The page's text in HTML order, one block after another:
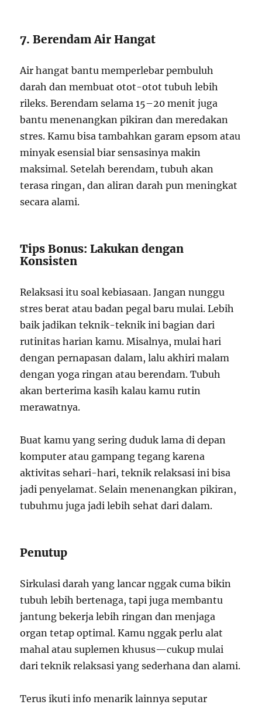
7. Berendam Air Hangat
Air hangat bantu memperlebar pembuluh
darah dan membuat otot-otot tubuh lebih
rileks. Berendam selama 15–20 menit juga
bantu menenangkan pikiran dan meredakan
stres. Kamu bisa tambahkan garam epsom atau
minyak esensial biar sensasinya makin
maksimal. Setelah berendam, tubuh akan
terasa ringan, dan aliran darah pun meningkat
secara alami.
Tips Bonus: Lakukan dengan
Konsisten
Relaksasi itu soal kebiasaan. Jangan nunggu
stres berat atau badan pegal baru mulai. Lebih
baik jadikan teknik-teknik ini bagian dari
rutinitas harian kamu. Misalnya, mulai hari
dengan pernapasan dalam, lalu akhiri malam
dengan yoga ringan atau berendam. Tubuh
akan berterima kasih kalau kamu rutin
merawatnya.
Buat kamu yang sering duduk lama di depan
komputer atau gampang tegang karena
aktivitas sehari-hari, teknik relaksasi ini bisa
jadi penyelamat. Selain menenangkan pikiran,
tubuhmu juga jadi lebih sehat dari dalam.
Penutup
Sirkulasi darah yang lancar nggak cuma bikin
tubuh lebih bertenaga, tapi juga membantu
jantung bekerja lebih ringan dan menjaga
organ tetap optimal. Kamu nggak perlu alat
mahal atau suplemen khusus—cukup mulai
dari teknik relaksasi yang sederhana dan alami.
Terus ikuti info menarik lainnya seputar